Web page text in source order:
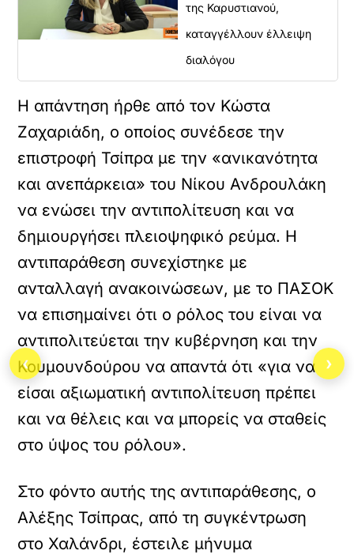
της Καρυστιανού,
καταγγέλλουν έλλειψη
διαλόγου
Η απάντηση ήρθε από τον Κώστα
Ζαχαριάδη, ο οποίος συνέδεσε την
επιστροφή Τσίπρα με την «ανικανότητα
και ανεπάρκεια» του Νίκου Ανδρουλάκη
να ενώσει την αντιπολίτευση και να
δημιουργήσει πλειοψηφικό ρεύμα. Η
αντιπαράθεση συνεχίστηκε με
ανταλλαγή ανακοινώσεων, με το ΠΑΣΟΚ
να επισημαίνει ότι ο ρόλος του είναι να
αντιπολιτεύεται την κυβέρνηση και την
Κουμουνδούρου να απαντά ότι «για να
είσαι αξιωματική αντιπολίτευση πρέπει
και να θέλεις και να μπορείς να σταθείς
στο ύψος του ρόλου».
Στο φόντο αυτής της αντιπαράθεσης, ο
Αλέξης Τσίπρας, από τη συγκέντρωση
στο Χαλάνδρι, έστειλε μήνυμα
‹ ›